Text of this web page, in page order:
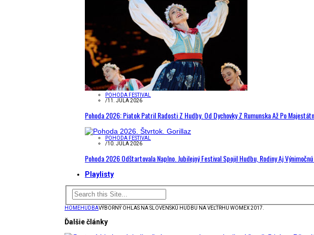
POHODA FESTIVAL
/11. JÚLA 2026
Pohoda 2026: Piatok Patril Radosti Z Hudby. Od Dychovky Z Rumunska Až Po
POHODA FESTIVAL
/10. JÚLA 2026
Pohoda 2026 Odštartovala Naplno. Jubilejný Festival Spojil Hudbu, Rodiny Aj
Playlisty
HOMEHUDBAVÝBORNÝ OHLAS NA SLOVENSKÚ HUDBU NA VEĽTRHU WOMEX 2017.
Ďalšie články